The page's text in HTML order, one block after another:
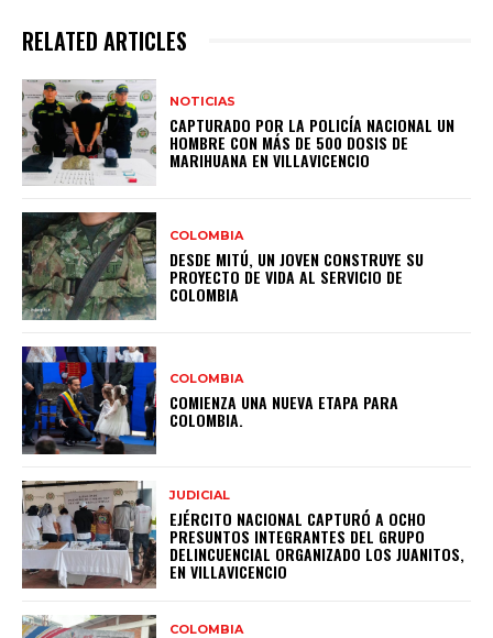
RELATED ARTICLES
NOTICIAS
CAPTURADO POR LA POLICÍA NACIONAL UN
HOMBRE CON MÁS DE 500 DOSIS DE
MARIHUANA EN VILLAVICENCIO
COLOMBIA
DESDE MITÚ, UN JOVEN CONSTRUYE SU
PROYECTO DE VIDA AL SERVICIO DE
COLOMBIA
COLOMBIA
COMIENZA UNA NUEVA ETAPA PARA
COLOMBIA.
JUDICIAL
EJÉRCITO NACIONAL CAPTURÓ A OCHO
PRESUNTOS INTEGRANTES DEL GRUPO
DELINCUENCIAL ORGANIZADO LOS JUANITOS,
EN VILLAVICENCIO
COLOMBIA